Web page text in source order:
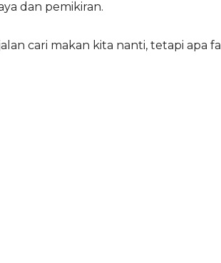
dan pemikiran.
cari makan kita nanti, tetapi apa